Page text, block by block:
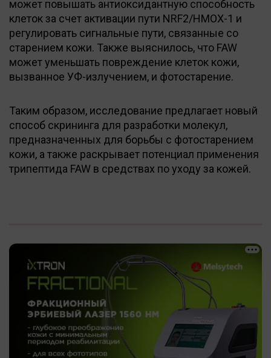
может повышать антиоксидантную способность
клеток за счет активации пути NRF2/HMOX-1 и
регулировать сигнальные пути, связанные со
старением кожи. Также выяснилось, что FAW
может уменьшать повреждение клеток кожи,
вызванное УФ-излучением, и фотостарение.
Таким образом, исследование предлагает новый
способ скрининга для разработки молекул,
предназначенных для борьбы с фотостарением
кожи, а также раскрывает потенциал применения
трипептида FAW в средствах по уходу за кожей.